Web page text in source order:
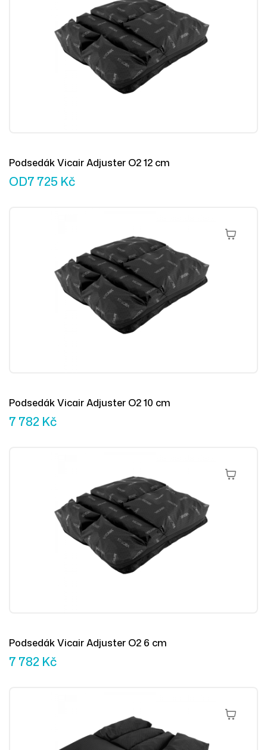
Podsedák Vicair Adjuster O2 12 cm
OD7 725 Kč
Čtěte Více
Podsedák Vicair Adjuster O2 10 cm
7 782 Kč
Přidat Do
Podsedák Vicair Adjuster O2 6 cm
7 782 Kč
Přidat Do